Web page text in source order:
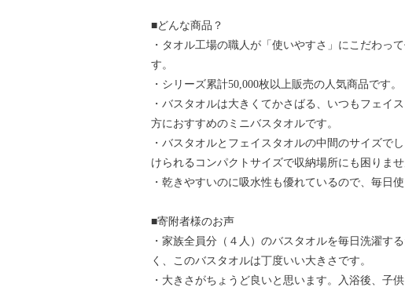
■どんな商品？
・タオル工場の職人が「使いやすさ」にこだわっ
す。
・シリーズ累計50,000枚以上販売の人気商品です。
・バスタオルは大きくてかさばる、いつもフェイ
方におすすめのミニバスタオルです。
・バスタオルとフェイスタオルの中間のサイズで
けられるコンパクトサイズで収納場所にも困りませ
・乾きやすいのに吸水性も優れているので、毎日
■寄附者様のお声
・家族全員分（４人）のバスタオルを毎日洗濯す
く、このバスタオルは丁度いい大きさです。
・大きさがちょうど良いと思います。入浴後、子